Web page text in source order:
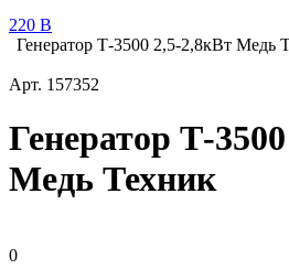
220 В
Генератор Т-3500 2,5-2,8кВт Медь
Арт. 157352
Генератор Т-
Медь Техник
0